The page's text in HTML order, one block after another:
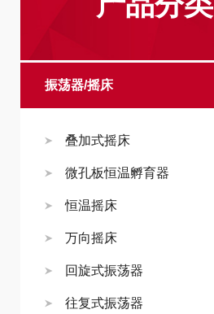
振荡器/摇床
叠加式摇床
微孔板恒温孵育器
恒温摇床
万向摇床
回旋式振荡器
往复式振荡器